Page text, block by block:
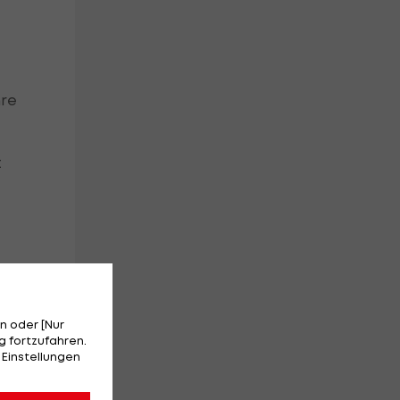
oder [Nur
fortzufahren.